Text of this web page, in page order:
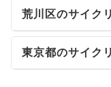
荒川区のサイク
東京都のサイク